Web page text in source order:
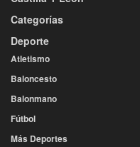
Categorías
Deporte
Atletismo
Baloncesto
Balonmano
Fútbol
Más Deportes